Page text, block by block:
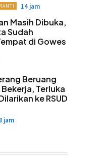
14 jam
Masih Dibuka,
Sudah
di Gowes
Beruang
Terluka
ke RSUD
jam